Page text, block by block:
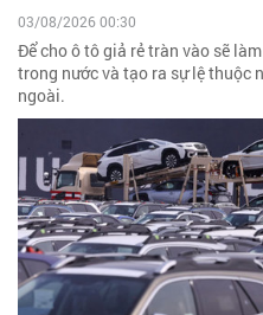
03/08/2026 00:30
Để cho ô tô giả rẻ tràn vào sẽ
trong nước và tạo ra sự lệ thuộc
ngoài.